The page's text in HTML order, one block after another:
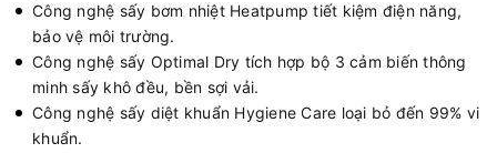
Công nghệ sấy bơm nhiệt Heatpump tiết kiệm điện năng,
bảo vệ môi trường.
Công nghệ sấy Optimal Dry tích hợp bộ 3 cảm biến thông
minh sấy khô đều, bền sợi vải.
Công nghệ sấy diệt khuẩn Hygiene Care loại bỏ đến 99% vi
khuẩn.